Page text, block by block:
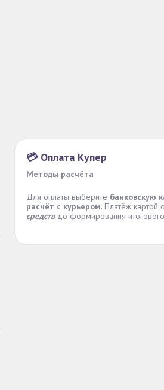
💳 Оплата Купер
Методы расчёта
Для оплаты выберите банковскую
расчёт с курьером. Платёж картой
средствдо формирования